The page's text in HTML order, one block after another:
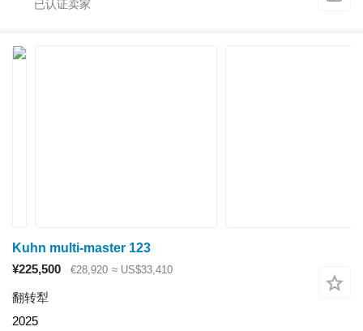
Kuhn multi-master 123
¥225,500
€28,920 ≈ US$33,410
翻转犁
2025